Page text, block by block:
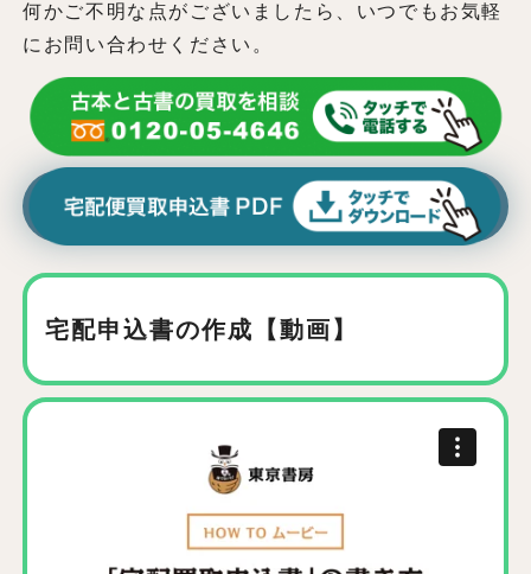
何かご不明な点がございましたら、いつでもお気軽
にお問い合わせください。
宅配申込書の作成【動画】